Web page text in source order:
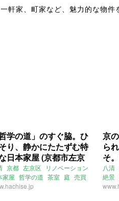
軒家、町家など、魅力的な物件
哲学の道」のすぐ脇。ひ
り、静かにたたずむ特
日本家屋 (京都市左京
㎡の売買物件)
京都 左京区
リノベーション
家屋 哲学の道 茶室 庭 売買
京
ら
そ
ル
八清
絶景
賃貸